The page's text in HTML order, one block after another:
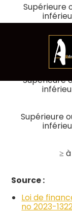
Supérieure
Supérieure
Supérieure
Supérieure
≥
Source :
Loi de
no 2023-